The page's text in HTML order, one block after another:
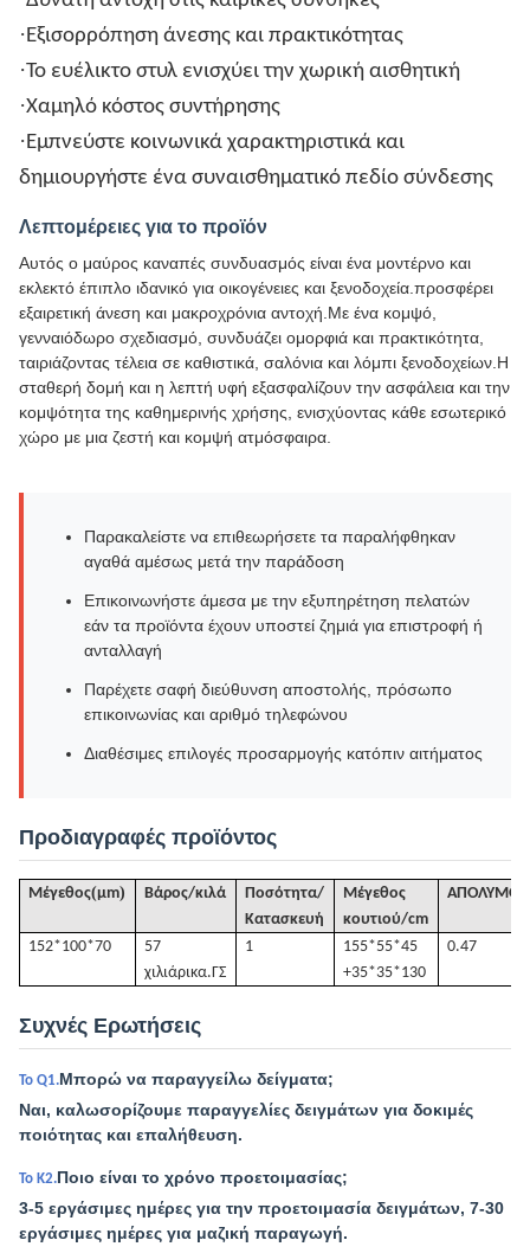
·Εξισορρόπηση άνεσης και πρακτικότητας
·Το ευέλικτο στυλ ενισχύει την χωρική αισθητική
·Χαμηλό κόστος συντήρησης
·Εμπνεύστε κοινωνικά χαρακτηριστικά και
δημιουργήστε ένα συναισθηματικό πεδίο σύνδεσης
Λεπτομέρειες για το προϊόν
Αυτός ο μαύρος καναπές συνδυασμός είναι ένα μοντέρνο και
εκλεκτό έπιπλο ιδανικό για οικογένειες και ξενοδοχεία.προσφέρει
εξαιρετική άνεση και μακροχρόνια αντοχή.Με ένα κομψό,
γενναιόδωρο σχεδιασμό, συνδυάζει ομορφιά και πρακτικότητα,
ταιριάζοντας τέλεια σε καθιστικά, σαλόνια και λόμπι ξενοδοχείων.Η
σταθερή δομή και η λεπτή υφή εξασφαλίζουν την ασφάλεια και την
κομψότητα της καθημερινής χρήσης, ενισχύοντας κάθε εσωτερικό
χώρο με μια ζεστή και κομψή ατμόσφαιρα.
Παρακαλείστε να επιθεωρήσετε τα παραλήφθηκαν
αγαθά αμέσως μετά την παράδοση
Επικοινωνήστε άμεσα με την εξυπηρέτηση πελατών
εάν τα προϊόντα έχουν υποστεί ζημιά για επιστροφή ή
ανταλλαγή
Παρέχετε σαφή διεύθυνση αποστολής, πρόσωπο
επικοινωνίας και αριθμό τηλεφώνου
Διαθέσιμες επιλογές προσαρμογής κατόπιν αιτήματος
Προδιαγραφές προϊόντος
Μέγεθος(μm) Βάρος/κιλά
Ποσότητα/
Κατασκευή
Μέγεθος
κουτιού/cm
ΑΠΟΛΥΜΟΣ
152*100*70
57
χιλιάρικα.ΓΣ
1
155*55*45
+35*35*130
0.47
Συχνές Ερωτήσεις
Το Q1.Μπορώ να παραγγείλω δείγματα;
Ναι, καλωσορίζουμε παραγγελίες δειγμάτων για δοκιμές
ποιότητας και επαλήθευση.
Το Κ2.Ποιο είναι το χρόνο προετοιμασίας;
3-5 εργάσιμες ημέρες για την προετοιμασία δειγμάτων, 7-30
εργάσιμες ημέρες για μαζική παραγωγή.